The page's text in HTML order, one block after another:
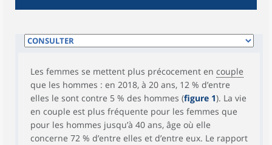
Les femmes se mettent plus précocement en couple
que les hommes : en 2018, à 20 ans, 12 % d’entre
elles le sont contre 5 % des hommes (figure 1). La vie
en couple est plus fréquente pour les femmes que
pour les hommes jusqu’à 40 ans, âge où elle
concerne 72 % d’entre elles et d’entre eux. Le rapport